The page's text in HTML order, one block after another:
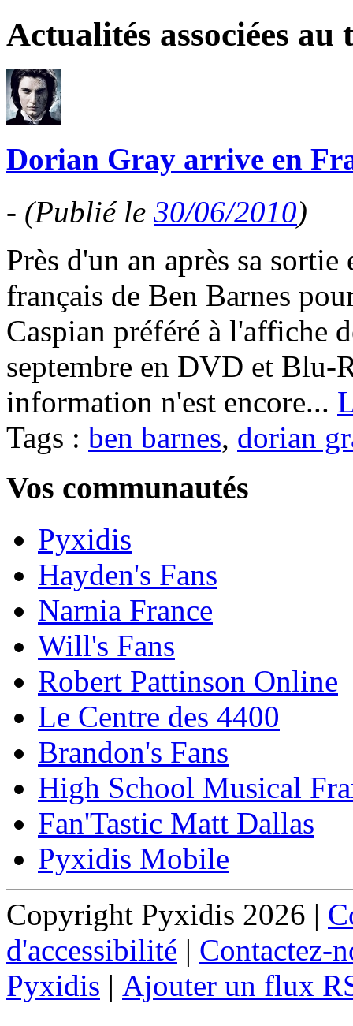
Actualités associées au
Dorian Gray arrive en
- (Publié le 30/06/2010)
Près d'un an après sa
français de Ben Barnes
Caspian préféré à l'affiche
septembre en DVD et Blu-
information n'est encore...
Tags : ben barnes, dorian
Vos communautés
Pyxidis
Hayden's Fans
Narnia France
Will's Fans
Robert Pattinson Online
Le Centre des 4400
Brandon's Fans
High School Musical
Fan'Tastic Matt Dallas
Pyxidis Mobile
Copyright Pyxidis 2026 |
d'accessibilité | Contactez-
Pyxidis | Ajouter un flux